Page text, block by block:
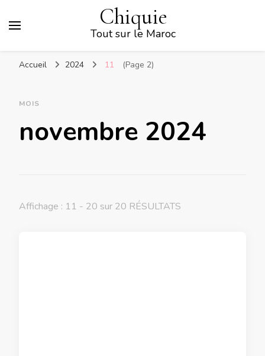
Chiquie
Tout sur le Maroc
Accueil 2024 11 (Page 2)
MOIS
novembre 2024
Affichage : 11 - 20 sur 20 RÉSULTATS